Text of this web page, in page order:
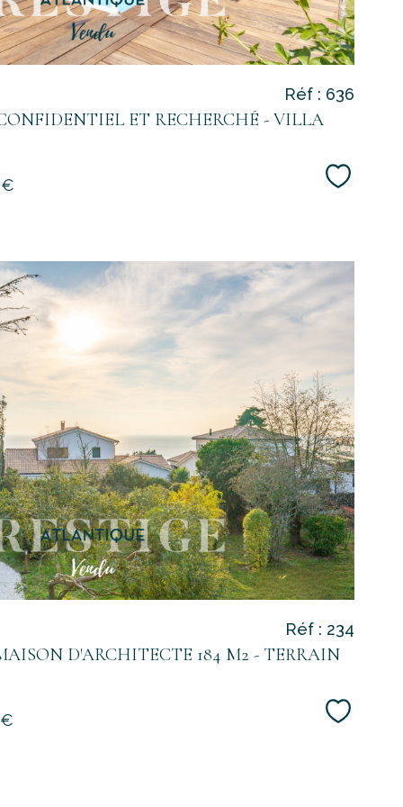
ET RECHERCHÉ - VILLA
Réf : 636
€
bien
D'ARCHITECTE 184 M2 - TERRAIN
Réf : 234